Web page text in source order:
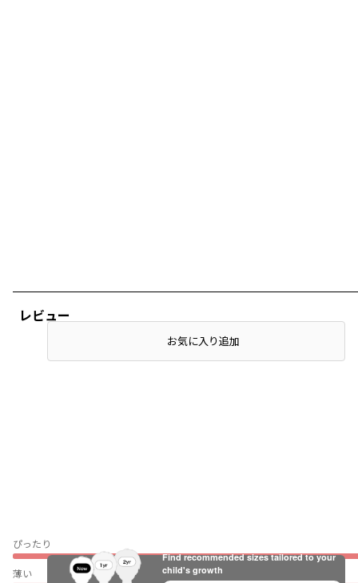
レビュー
ぴったり
薄い
お気に入り追加
Find recommended sizes tailored to your
child's growth